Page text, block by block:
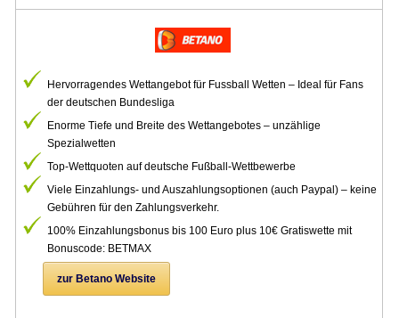
Hervorragendes Wettangebot für Fussball Wetten – Ideal für Fans
der deutschen Bundesliga
Enorme Tiefe und Breite des Wettangebotes – unzählige
Spezialwetten
Top-Wettquoten auf deutsche Fußball-Wettbewerbe
Viele Einzahlungs- und Auszahlungsoptionen (auch Paypal) – keine
Gebühren für den Zahlungsverkehr.
100% Einzahlungsbonus bis 100 Euro plus 10€ Gratiswette mit
Bonuscode: BETMAX
zur Betano Website